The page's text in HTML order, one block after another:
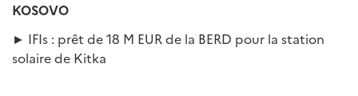
KOSOVO
► IFIs : prêt de 18 M EUR de la BERD pour la station
solaire de Kitka